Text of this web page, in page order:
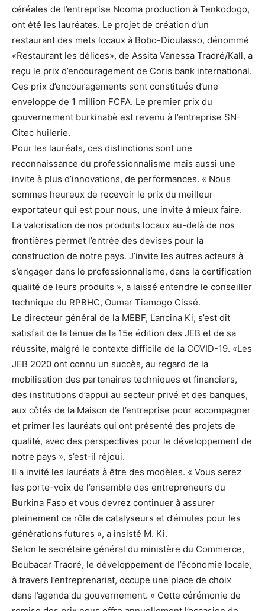
céréales de l’entreprise Nooma production à Tenkodogo,
ont été les lauréates. Le projet de création d’un
restaurant des mets locaux à Bobo-Dioulasso, dénommé
«Restaurant les délices», de Assita Vanessa Traoré/Kall, a
reçu le prix d’encouragement de Coris bank international.
Ces prix d’encouragements sont constitués d’une
enveloppe de 1 million FCFA. Le premier prix du
gouvernement burkinabè est revenu à l’entreprise SN-
Citec huilerie.
Pour les lauréats, ces distinctions sont une
reconnaissance du professionnalisme mais aussi une
invite à plus d’innovations, de performances. « Nous
sommes heureux de recevoir le prix du meilleur
exportateur qui est pour nous, une invite à mieux faire.
La valorisation de nos produits locaux au-delà de nos
frontières permet l’entrée des devises pour la
construction de notre pays. J’invite les autres acteurs à
s’engager dans le professionnalisme, dans la certification
qualité de leurs produits », a laissé entendre le conseiller
technique du RPBHC, Oumar Tiemogo Cissé.
Le directeur général de la MEBF, Lancina Ki, s’est dit
satisfait de la tenue de la 15e édition des JEB et de sa
réussite, malgré le contexte difficile de la COVID-19. «Les
JEB 2020 ont connu un succès, au regard de la
mobilisation des partenaires techniques et financiers,
des institutions d’appui au secteur privé et des banques,
aux côtés de la Maison de l’entreprise pour accompagner
et primer les lauréats qui ont présenté des projets de
qualité, avec des perspectives pour le développement de
notre pays », s’est-il réjoui.
Il a invité les lauréats à être des modèles. « Vous serez
les porte-voix de l’ensemble des entrepreneurs du
Burkina Faso et vous devrez continuer à assurer
pleinement ce rôle de catalyseurs et d’émules pour les
générations futures », a insisté M. Ki.
Selon le secrétaire général du ministère du Commerce,
Boubacar Traoré, le développement de l’économie locale,
à travers l’entreprenariat, occupe une place de choix
dans l’agenda du gouvernement. « Cette cérémonie de